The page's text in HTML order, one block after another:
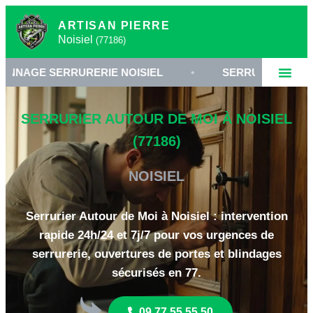
ARTISAN PIERRE
Noisiel (77186)
NOISIEL • SERRURIER 77186 •
SERRURIER AUTOUR DE MOI À NOISIEL
(77186)
NOISIEL
Serrurier Autour de Moi à Noisiel : intervention
rapide 24h/24 et 7j/7 pour vos urgences de
serrurerie, ouvertures de portes et blindages
sécurisés en 77.